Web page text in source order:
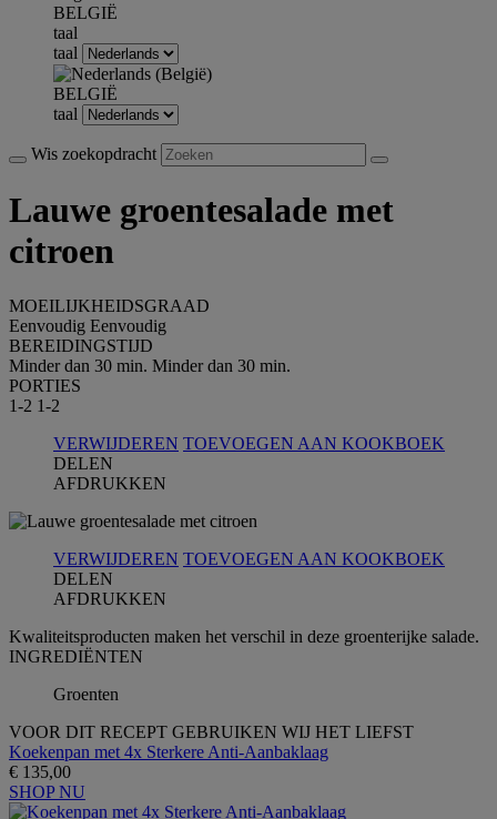
BELGIË
taal
taal
BELGIË
taal
Wis zoekopdracht
Lauwe groentesalade met
citroen
MOEILIJKHEIDSGRAAD
Eenvoudig Eenvoudig
BEREIDINGSTIJD
Minder dan 30 min. Minder dan 30 min.
PORTIES
1-2 1-2
VERWIJDEREN TOEVOEGEN AAN KOOKBOEK
DELEN
AFDRUKKEN
VERWIJDEREN TOEVOEGEN AAN KOOKBOEK
DELEN
AFDRUKKEN
Kwaliteitsproducten maken het verschil in deze groenterijke salade.
INGREDIЁNTEN
Groenten
VOOR DIT RECEPT GEBRUIKEN WIJ HET LIEFST
Koekenpan met 4x Sterkere Anti-Aanbaklaag
€ 135,00
SHOP NU